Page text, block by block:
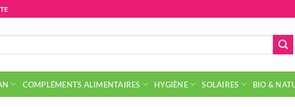
COMPLÉMENTS ALIMENTAIRES HYGIÈNE SOLAIRES BIO &